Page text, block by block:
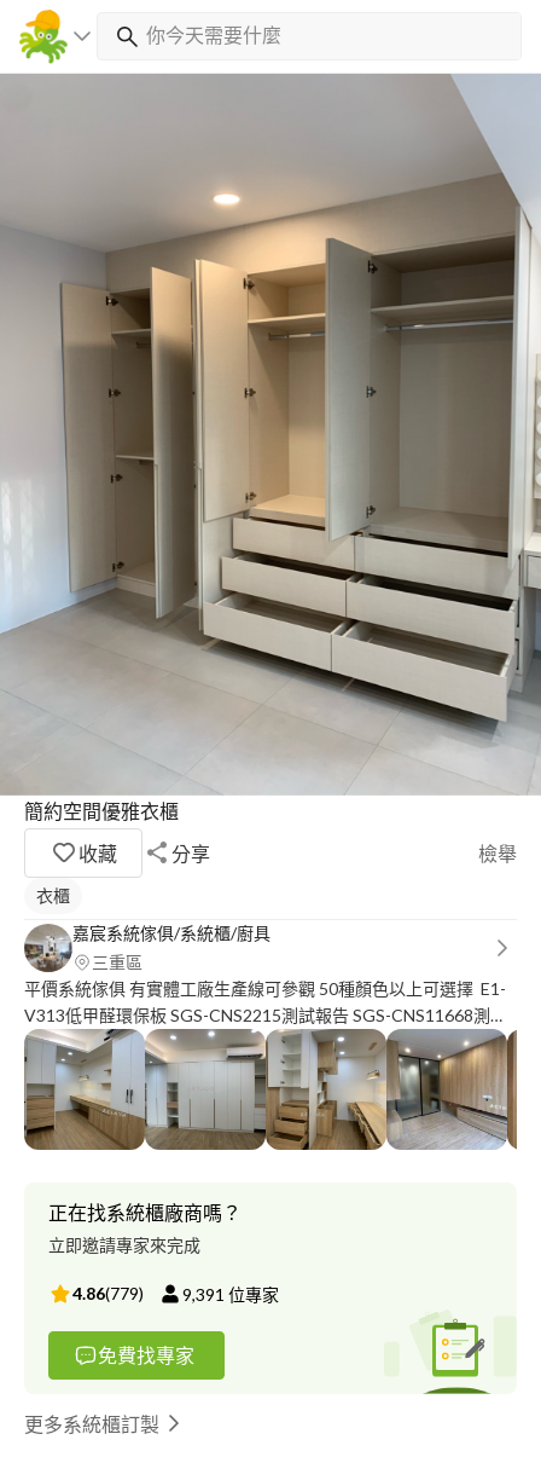
簡約空間優雅衣櫃
收藏
分享 檢舉
衣櫃
嘉宸系統傢俱/系統櫃/廚具
三重區
平價系統傢俱 有實體工廠生產線可參觀 50種顏色以上可選擇 E1-
V313低甲醛環保板 SGS-CNS2215測試報告 SGS-CNS11668測試
報告 用最安全的材料 打造你最溫暖的家 #衣櫃 #鞋櫃 #櫥櫃 #浴櫃
只要有櫃就讓您不貴 新竹以北 丈量詢問計價請洽 小蔡☎️ :零九壹
壹-九八五-三四零 小蔡line: a 2 6 3 7 2 2 6 2 FB?嘉宸系統傢俱 線上
目錄提供參考 https://drive.google.com/drive/folders/1Ko-
oVsz7YaCjV1B4pOxEqfaXreMjmJBx?usp=sharing
正在找系統櫃廠商嗎？
立即邀請專家來完成
4.86(779) 9,391 位專家
免費找專家
更多系統櫃訂製